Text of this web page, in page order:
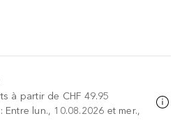
à partir de CHF 49.95
lun., 10.08.2026 et mer.,